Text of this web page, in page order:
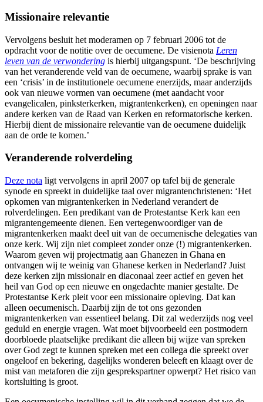
Missionaire relevantie
Vervolgens besluit het moderamen op 7 februari 2006 tot de
opdracht voor de notitie over de oecumene. De visienota Leren
leven van de verwondering is hierbij uitgangspunt. ‘De beschrijving
van het veranderende veld van de oecumene, waarbij sprake is van
een ‘crisis’ in de institutionele oecumene enerzijds, maar anderzijds
ook van nieuwe vormen van oecumene (met aandacht voor
evangelicalen, pinksterkerken, migrantenkerken), en openingen naar
andere kerken van de Raad van Kerken en reformatorische kerken.
Hierbij dient de missionaire relevantie van de oecumene duidelijk
aan de orde te komen.’
Veranderende rolverdeling
Deze nota ligt vervolgens in april 2007 op tafel bij de generale
synode en spreekt in duidelijke taal over migrantenchristenen: ‘Het
opkomen van migrantenkerken in Nederland verandert de
rolverdelingen. Een predikant van de Protestantse Kerk kan een
migrantengemeente dienen. Een vertegenwoordiger van de
migrantenkerken maakt deel uit van de oecumenische delegaties van
onze kerk. Wij zijn niet compleet zonder onze (!) migrantenkerken.
Waarom geven wij projectmatig aan Ghanezen in Ghana en
ontvangen wij te weinig van Ghanese kerken in Nederland? Juist
deze kerken zijn missionair en diaconaal zeer actief en geven het
heil van God op een nieuwe en ongedachte manier gestalte. De
Protestantse Kerk pleit voor een missionaire opleving. Dat kan
alleen oecumenisch. Daarbij zijn de tot ons gezonden
migrantenkerken van essentieel belang. Dit zal wederzijds nog veel
geduld en energie vragen. Wat moet bijvoorbeeld een postmodern
doorbloede plaatselijke predikant die alleen bij wijze van spreken
over God zegt te kunnen spreken met een collega die spreekt over
ongeloof en bekering, dagelijks wonderen beleeft en klaagt over de
mist van metaforen die zijn gesprekspartner opwerpt? Het risico van
kortsluiting is groot.